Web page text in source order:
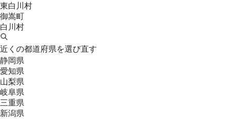
東白川村
御嵩町
白川村
近くの都道府県を選び直す
静岡県
愛知県
山梨県
岐阜県
三重県
新潟県